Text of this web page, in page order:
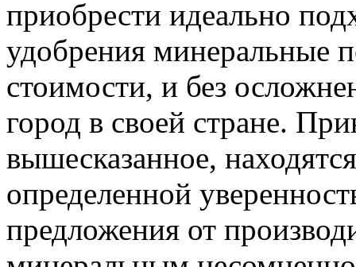
приобрести идеально
удобрения минеральные
стоимости, и без
город в своей стране.
вышесказанное,
определенной
предложения от